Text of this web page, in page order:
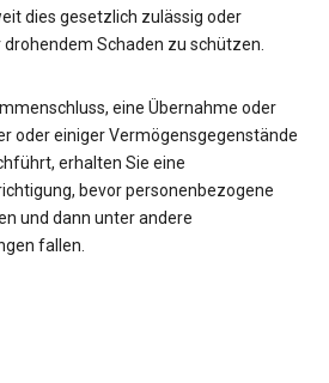
dies gesetzlich zulässig oder
Schaden zu schützen.
eine Übernahme oder
oder einiger Vermögensgegenstände
erhalten Sie eine
bevor personenbezogene
und dann unter andere
fallen.